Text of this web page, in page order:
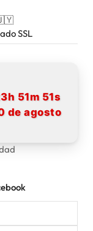
🇺🇾
SSL
51m 50s
de agosto